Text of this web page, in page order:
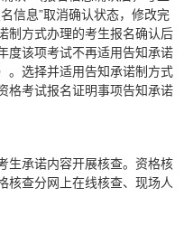
信息”取消确认状态，修改完
制方式办理的考生报名确认后
度该项考试不再适用告知承诺
。选择并适用告知承诺制方式
格考试报名证明事项告知承诺
生承诺内容开展核查。资格核
核查分网上在线核查、现场人